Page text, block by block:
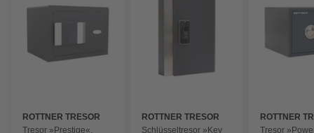
ROTTNER TRESOR
Tresor »Prestige«,
ROTTNER TRESOR
Schlüsseltresor »Key
ROTTNER
Tresor